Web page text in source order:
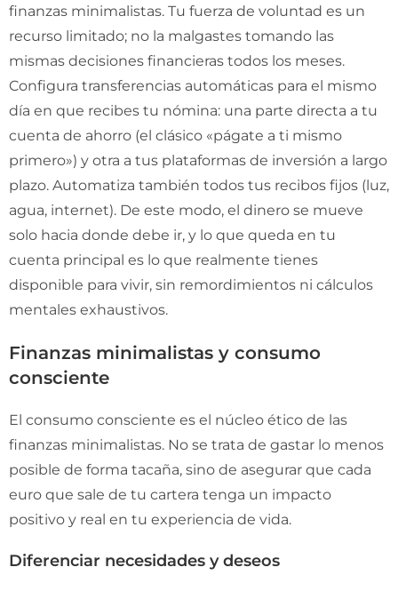
finanzas minimalistas. Tu fuerza de voluntad es un
recurso limitado; no la malgastes tomando las
mismas decisiones financieras todos los meses.
Configura transferencias automáticas para el mismo
día en que recibes tu nómina: una parte directa a tu
cuenta de ahorro (el clásico «págate a ti mismo
primero») y otra a tus plataformas de inversión a largo
plazo. Automatiza también todos tus recibos fijos (luz,
agua, internet). De este modo, el dinero se mueve
solo hacia donde debe ir, y lo que queda en tu
cuenta principal es lo que realmente tienes
disponible para vivir, sin remordimientos ni cálculos
mentales exhaustivos.
Finanzas minimalistas y consumo
consciente
El consumo consciente es el núcleo ético de las
finanzas minimalistas. No se trata de gastar lo menos
posible de forma tacaña, sino de asegurar que cada
euro que sale de tu cartera tenga un impacto
positivo y real en tu experiencia de vida.
Diferenciar necesidades y deseos